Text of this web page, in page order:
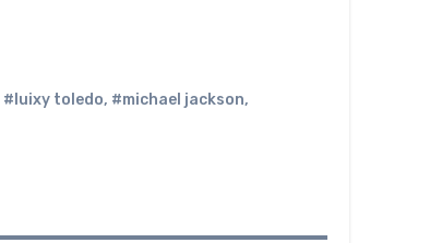
#luixy toledo, #michael jackson,